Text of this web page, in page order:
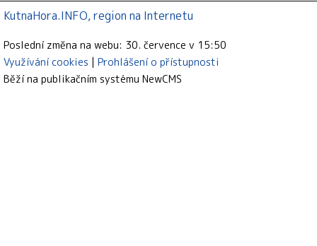
KutnaHora.INFO, region na Internetu
Poslední změna na webu: 30. července v 15:50
Využívání cookies
Prohlášení o přístupnosti
Běží na publikačním systému NewCMS